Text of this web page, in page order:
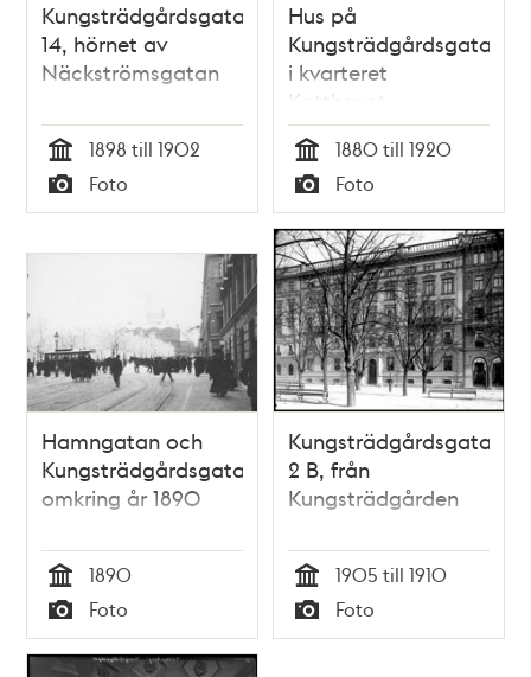
Kungsträdgårdsgatan
14, hörnet av
Näckströmsgatan
Tid
1898 till 1902
Typ
Foto
Hus på
Kungsträdgårdsgatan
i kvarteret
Katthavet
Tid
1880 till 1920
Typ
Foto
Hamngatan och
Kungsträdgårdsgatan
omkring år 1890
Tid
1890
Typ
Foto
Kungsträdgårdsgatan
2 B, från
Kungsträdgården
Tid
1905 till 1910
Typ
Foto